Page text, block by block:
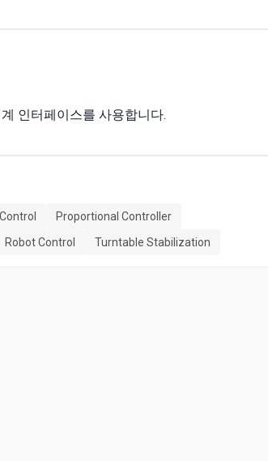
인터페이스를 사용합니다.
Proportional Controller
Robot Control Turntable Stabilization